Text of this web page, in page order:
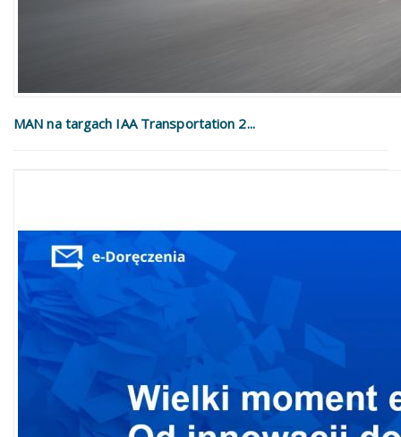
MAN na targach IAA Transportation 2...